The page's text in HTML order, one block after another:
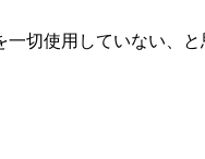
切使用していない、